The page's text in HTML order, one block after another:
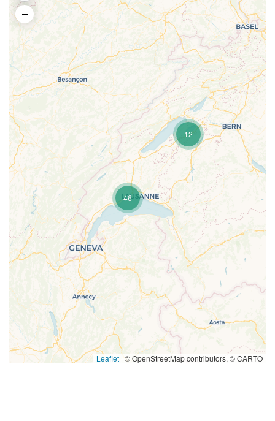
46
12
−
Leaflet | © OpenStreetMap contributors, © CARTO